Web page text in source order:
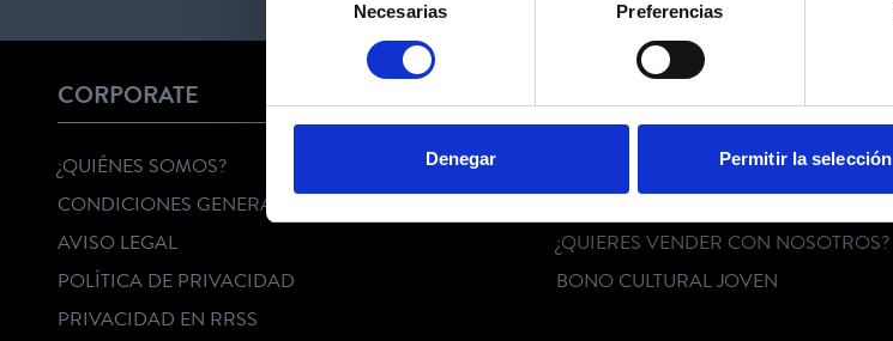
consentimiento
Necesarias Preferencias
Denegar Permitir la selección
CORPORATE
¿QUIÉNES SOMOS?
CONDICIONES GENERALES
AVISO LEGAL
POLÍTICA DE PRIVACIDAD
PRIVACIDAD EN RRSS
¿QUIERES VENDER CON NOSOTROS?
BONO CULTURAL JOVEN